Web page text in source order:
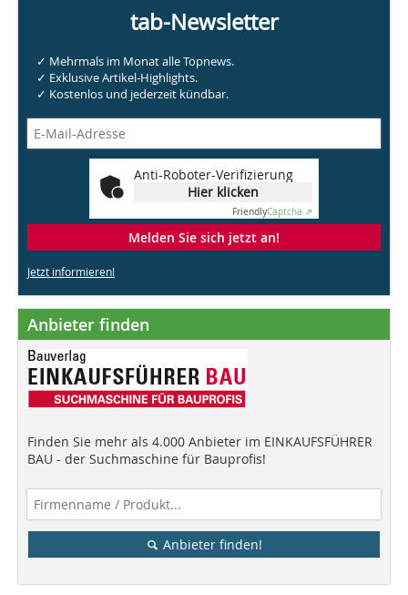
tab-Newsletter
✓ Mehrmals im Monat alle Topnews.
✓ Exklusive Artikel-Highlights.
✓ Kostenlos und jederzeit kündbar.
Anti-Roboter-Verifizierung
Hier klicken
FriendlyCaptcha ⇗
Melden Sie sich jetzt an!
Jetzt informieren!
Anbieter finden
Finden Sie mehr als 4.000 Anbieter im EINKAUFSFÜHRER
BAU - der Suchmaschine für Bauprofis!
Anbieter finden!